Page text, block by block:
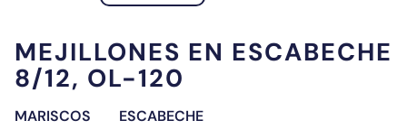
MEJILLONES EN ESCABECHE
8/12, OL-120
MARISCOS ESCABECHE